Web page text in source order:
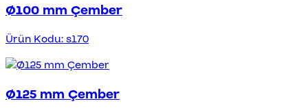
Ø100 mm Çember
Ürün Kodu: s170
Ø125 mm Çember